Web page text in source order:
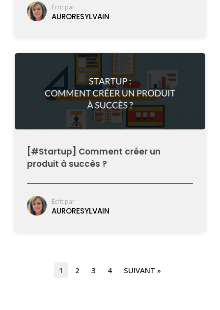
Écrit par
AURORESYLVAIN
[#Startup] Comment créer un
produit à succès ?
Écrit par
AURORESYLVAIN
1 2 3 4 SUIVANT »